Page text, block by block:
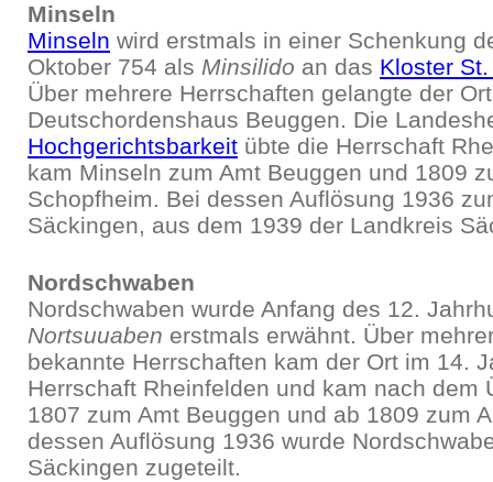
Minseln
Minseln wird erstmals in einer Schenkung
Oktober 754 als Minsilido an das Kloster
Über mehrere Herrschaften gelangte der
Deutschordenshaus Beuggen. Die
Hochgerichtsbarkeit übte die Herrschaft
kam Minseln zum Amt Beuggen und 1809
Schopfheim. Bei dessen Auflösung 1936
Säckingen, aus dem 1939 der Landkreis
Nordschwaben
Nordschwaben wurde Anfang des 12.
Nortsuuaben erstmals erwähnt. Über
bekannte Herrschaften kam der Ort im 14.
Herrschaft Rheinfelden und kam nach dem
1807 zum Amt Beuggen und ab 1809 zum
dessen Auflösung 1936 wurde
Säckingen zugeteilt.